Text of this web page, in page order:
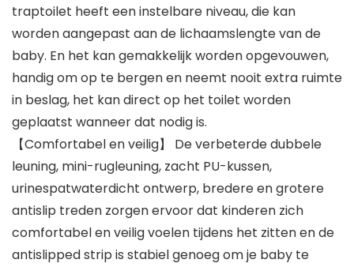
traptoilet heeft een instelbare niveau, die kan
worden aangepast aan de lichaamslengte van de
baby. En het kan gemakkelijk worden opgevouwen,
handig om op te bergen en neemt nooit extra ruimte
in beslag, het kan direct op het toilet worden
geplaatst wanneer dat nodig is.
【Comfortabel en veilig】 De verbeterde dubbele
leuning, mini-rugleuning, zacht PU-kussen,
urinespatwaterdicht ontwerp, bredere en grotere
antislip treden zorgen ervoor dat kinderen zich
comfortabel en veilig voelen tijdens het zitten en de
antislipped strip is stabiel genoeg om je baby te